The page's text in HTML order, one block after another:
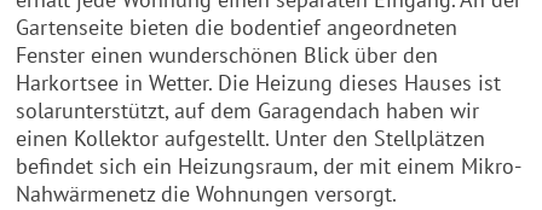
Gartenseite bieten die bodentief angeordneten
Fenster einen wunderschönen Blick über den
Harkortsee in Wetter. Die Heizung dieses Hauses ist
solarunterstützt, auf dem Garagendach haben wir
einen Kollektor aufgestellt. Unter den Stellplätzen
befindet sich ein Heizungsraum, der mit einem Mikro-
Nahwärmenetz die Wohnungen versorgt.